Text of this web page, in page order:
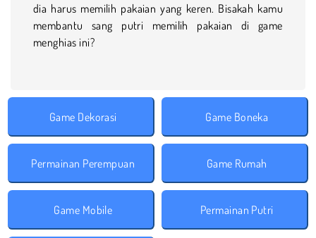
dia harus memilih pakaian yang keren. Bisakah kamu
membantu sang putri memilih pakaian di game
menghias ini?
Game Dekorasi Game Boneka
Permainan Perempuan Game Rumah
Game Mobile Permainan Putri